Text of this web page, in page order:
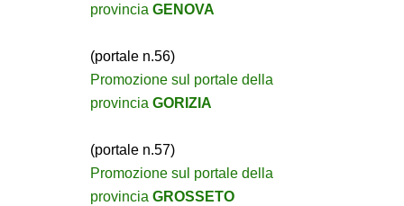
provincia GENOVA
(portale n.56)
Promozione sul portale della
provincia GORIZIA
(portale n.57)
Promozione sul portale della
provincia GROSSETO